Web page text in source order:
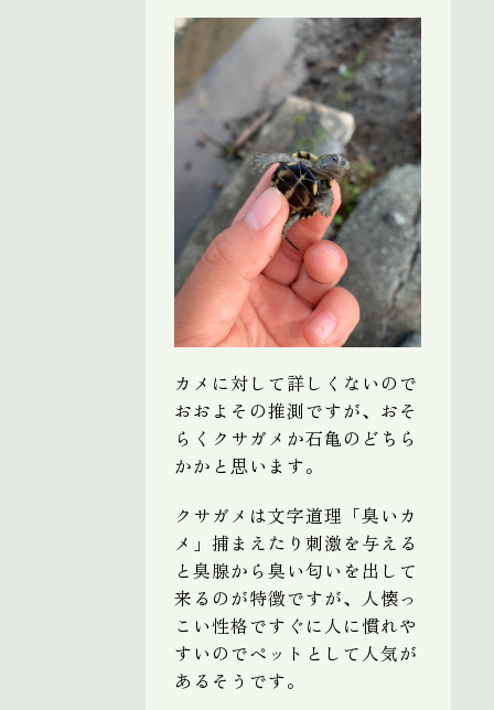
カメに対して詳しくないので
おおよその推測ですが、おそ
らくクサガメか石亀のどちら
かかと思います。
クサガメは文字道理「臭いカ
メ」捕まえたり刺激を与える
と臭腺から臭い匂いを出して
来るのが特徴ですが、人懐っ
こい性格ですぐに人に慣れや
すいのでペットとして人気が
あるそうです。